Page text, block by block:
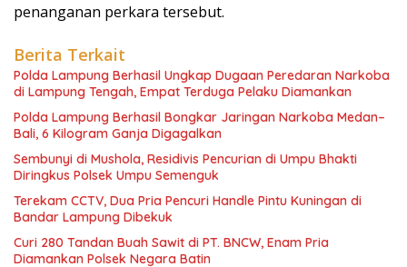
penanganan perkara tersebut.
Berita Terkait
Polda Lampung Berhasil Ungkap Dugaan Peredaran Narkoba
di Lampung Tengah, Empat Terduga Pelaku Diamankan
Polda Lampung Berhasil Bongkar Jaringan Narkoba Medan–
Bali, 6 Kilogram Ganja Digagalkan
Sembunyi di Mushola, Residivis Pencurian di Umpu Bhakti
Diringkus Polsek Umpu Semenguk
Terekam CCTV, Dua Pria Pencuri Handle Pintu Kuningan di
Bandar Lampung Dibekuk
Curi 280 Tandan Buah Sawit di PT. BNCW, Enam Pria
Diamankan Polsek Negara Batin